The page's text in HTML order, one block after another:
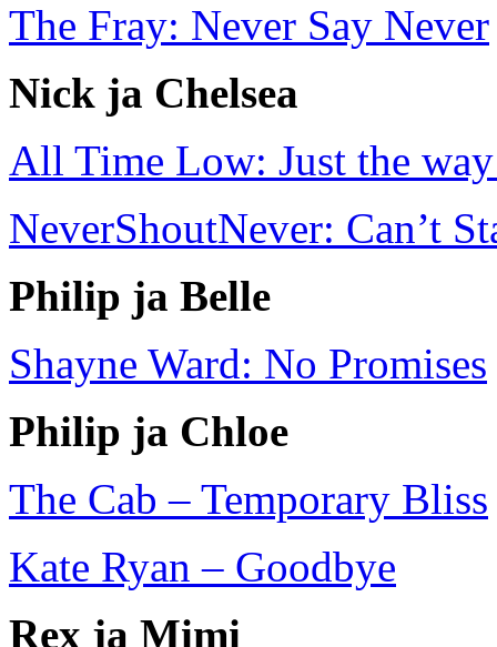
The Fray: Never Say Never
Nick ja Chelsea
All Time Low: Just the
NeverShoutNever: Can’t
Philip ja Belle
Shayne Ward: No Promises
Philip ja Chloe
The Cab – Temporary Bliss
Kate Ryan – Goodbye
Rex ja Mimi